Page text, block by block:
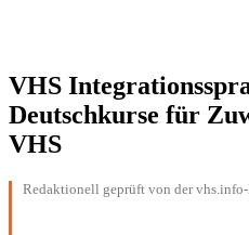
VHS
Deutschkurse für
VHS
Redaktionell geprüft von der